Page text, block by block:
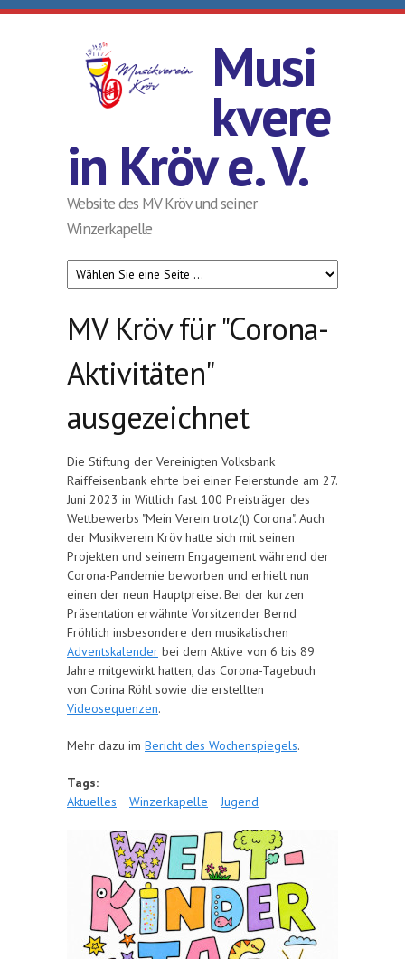
Direkt zum Inhalt
Musi
kvere
in Kröv e. V.
Website des MV Kröv und seiner
Winzerkapelle
MV Kröv für "Corona-
Aktivitäten"
ausgezeichnet
Die Stiftung der Vereinigten Volksbank
Raiffeisenbank ehrte bei einer Feierstunde am 27.
Juni 2023 in Wittlich fast 100 Preisträger des
Wettbewerbs "Mein Verein trotz(t) Corona". Auch
der Musikverein Kröv hatte sich mit seinen
Projekten und seinem Engagement während der
Corona-Pandemie beworben und erhielt nun
einen der neun Hauptpreise. Bei der kurzen
Präsentation erwähnte Vorsitzender Bernd
Fröhlich insbesondere den musikalischen
Adventskalender bei dem Aktive von 6 bis 89
Jahre mitgewirkt hatten, das Corona-Tagebuch
von Corina Röhl sowie die erstellten
Videosequenzen.
Mehr dazu im Bericht des Wochenspiegels.
Tags:
Aktuelles
Winzerkapelle Jugend